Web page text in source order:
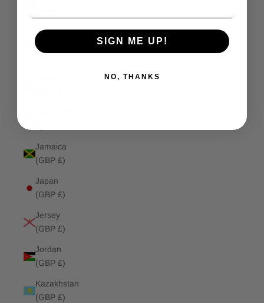
Isle of
Man (GBP
Jamaica
(GBP £)
Japan
(GBP £)
Jersey
(GBP £)
Jordan
(GBP £)
Kazakhstan
(GBP £)
SIGN ME UP!
NO, THANKS